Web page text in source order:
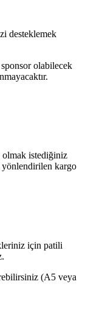
desteklemek
olabilecek
olmak istediğiniz
yönlendirilen kargo
için patili
(A5 veya